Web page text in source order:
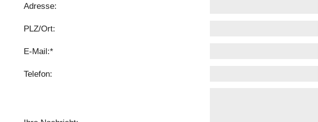
Adresse:
PLZ/Ort:
E-Mail:*
Telefon: